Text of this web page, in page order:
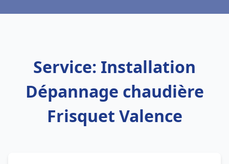
Service: Installation
Dépannage chaudière
Frisquet Valence